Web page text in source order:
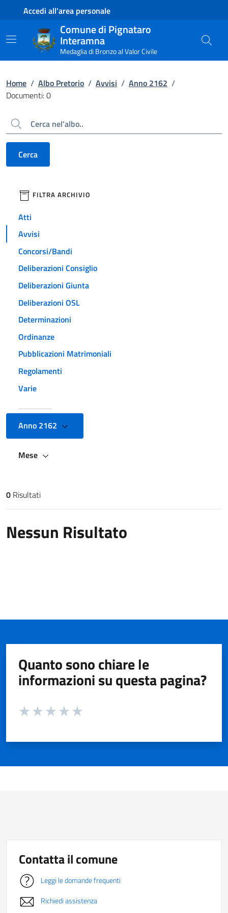
Contenuto principale
Piede di paginaAccedi all'area personale
Comune di Pignataro
Interamna
Medaglia di Bronzo al Valor Civile
Home / Albo Pretorio / Avvisi / Anno 2162 /
Documenti: 0
Cerca
Cerca
filtri da applicare
FILTRA ARCHIVIO
Atti
Avvisi
Concorsi/Bandi
Deliberazioni Consiglio
Deliberazioni Giunta
Deliberazioni OSL
Determinazioni
Ordinanze
Pubblicazioni Matrimoniali
Regolamenti
Varie
Anno 2162
Mese
Risultati di ricerca
0 Risultati
Nessun Risultato
Quanto sono chiare le
informazioni su questa pagina?
Valuta da 1 a 5 stelle la pagina
Contatta il comune
Leggi le domande frequenti
Richiedi assistenza